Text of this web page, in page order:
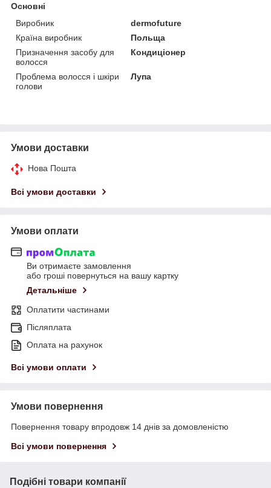
Основні
Виробник
dermofuture
Країна виробник
Польща
Призначення засобу для
волосся
Кондиціонер
Проблема волосся і шкіри
голови
Лупа
Умови доставки
Нова Пошта
Всі умови доставки
Умови оплати
Ви отримаєте замовлення
або гроші повернуться на вашу картку
Детальніше
Оплатити частинами
Післяплата
Оплата на рахунок
Всі умови оплати
Умови повернення
Повернення товару впродовж 14 днів за домовленістю
Всі умови повернення
Подібні товари компанії